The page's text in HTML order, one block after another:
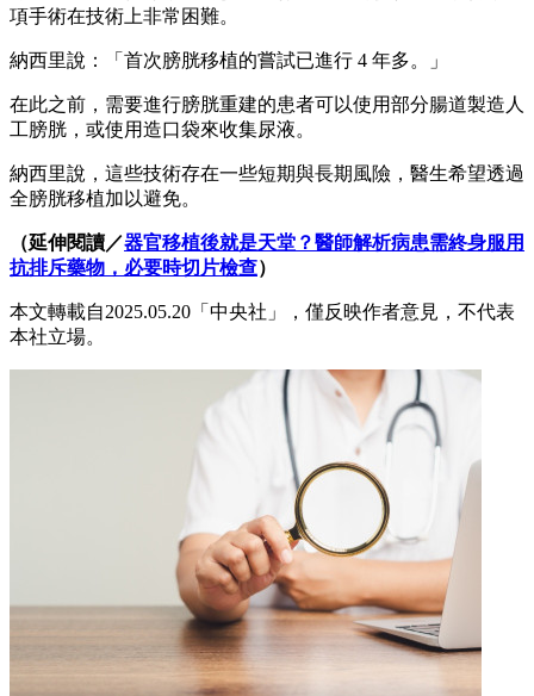
項手術在技術上非常困難。
納西里說：「首次膀胱移植的嘗試已進行 4 年多。」
在此之前，需要進行膀胱重建的患者可以使用部分腸道製造人
工膀胱，或使用造口袋來收集尿液。
納西里說，這些技術存在一些短期與長期風險，醫生希望透過
全膀胱移植加以避免。
（延伸閱讀／器官移植後就是天堂？醫師解析病患需終身服用
抗排斥藥物，必要時切片檢查）
本文轉載自2025.05.20「中央社」，僅反映作者意見，不代表
本社立場。